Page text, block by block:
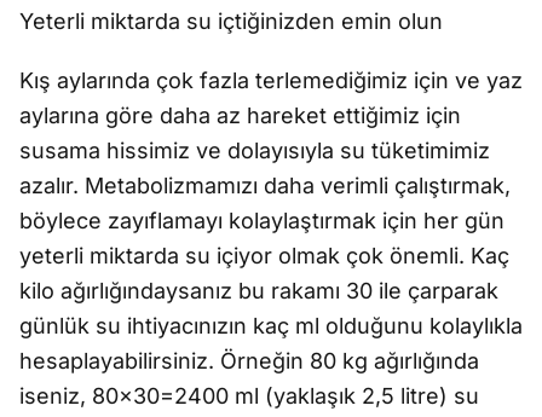
Yeterli miktarda su içtiğinizden emin olun
Kış aylarında çok fazla terlemediğimiz için ve yaz
aylarına göre daha az hareket ettiğimiz için
susama hissimiz ve dolayısıyla su tüketimimiz
azalır. Metabolizmamızı daha verimli çalıştırmak,
böylece zayıflamayı kolaylaştırmak için her gün
yeterli miktarda su içiyor olmak çok önemli. Kaç
kilo ağırlığındaysanız bu rakamı 30 ile çarparak
günlük su ihtiyacınızın kaç ml olduğunu kolaylıkla
hesaplayabilirsiniz. Örneğin 80 kg ağırlığında
iseniz, 80x30=2400 ml (yaklaşık 2,5 litre) su